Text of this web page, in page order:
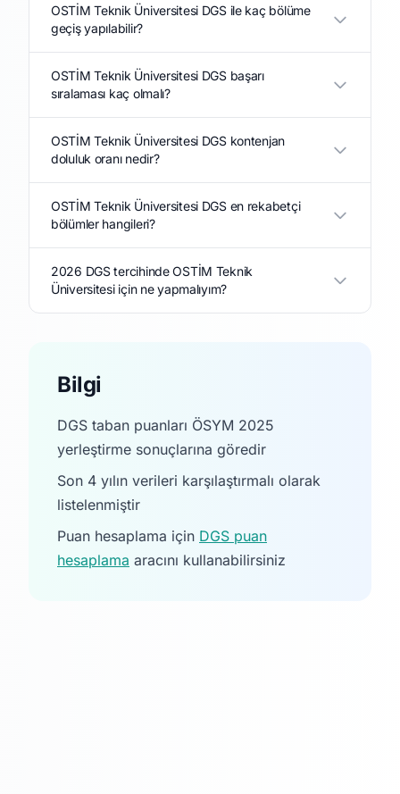
OSTİM Teknik Üniversitesi DGS ile kaç bölüme
geçiş yapılabilir?
OSTİM Teknik Üniversitesi DGS başarı
sıralaması kaç olmalı?
OSTİM Teknik Üniversitesi DGS kontenjan
doluluk oranı nedir?
OSTİM Teknik Üniversitesi DGS en rekabetçi
bölümler hangileri?
2026 DGS tercihinde OSTİM Teknik
Üniversitesi için ne yapmalıyım?
Bilgi
DGS taban puanları ÖSYM 2025
yerleştirme sonuçlarına göredir
Son 4 yılın verileri karşılaştırmalı olarak
listelenmiştir
Puan hesaplama için DGS puan
hesaplama aracını kullanabilirsiniz